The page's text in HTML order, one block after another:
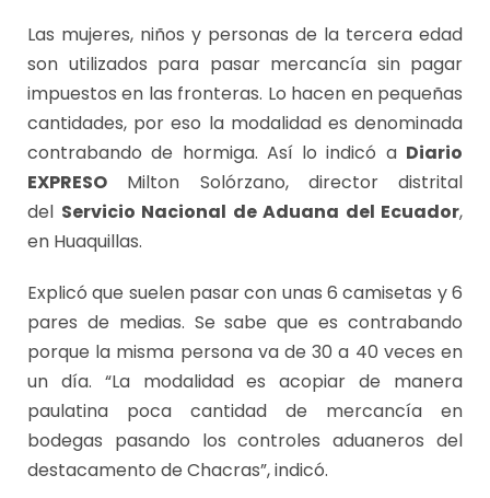
Las mujeres, niños y personas de la tercera edad
son utilizados para pasar mercancía sin pagar
impuestos en las fronteras. Lo hacen en pequeñas
cantidades, por eso la modalidad es denominada
contrabando de hormiga. Así lo indicó a Diario
EXPRESO Milton Solórzano, director distrital
del Servicio Nacional de Aduana del Ecuador,
en Huaquillas.
Explicó que suelen pasar con unas 6 camisetas y 6
pares de medias. Se sabe que es contrabando
porque la misma persona va de 30 a 40 veces en
un día. “La modalidad es acopiar de manera
paulatina poca cantidad de mercancía en
bodegas pasando los controles aduaneros del
destacamento de Chacras”, indicó.